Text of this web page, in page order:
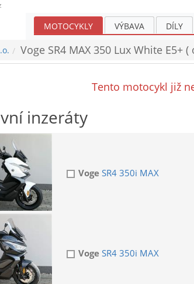
MOTOCYKLY VÝBAVA DÍLY
Voge SR4 MAX 350 Lux White E5+
Tento motocykl již
inzeráty
VogeSR4 350i MAX
VogeSR4 350i MAX